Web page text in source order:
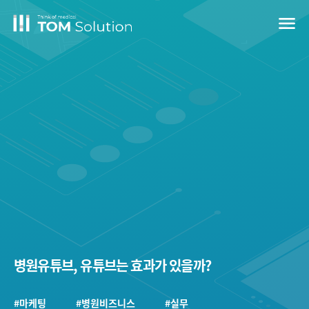
menu
병원유튜브, 유튜브는 효과가 있을까?
#마케팅 #병원비즈니스 #실무